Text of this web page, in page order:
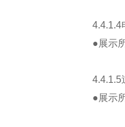
4.4.1.4
●展示
4.4.1.5
●展示